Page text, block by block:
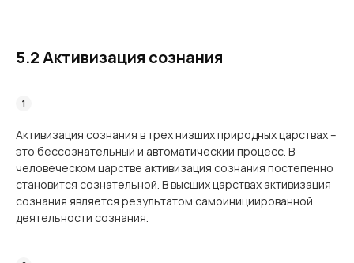
5.2 Активизация сознания
Активизация сознания в трех низших природных царствах –
это бессознательный и автоматический процесс. В
человеческом царстве активизация сознания постепенно
становится сознательной. В высших царствах активизация
сознания является результатом самоинициированной
деятельности сознания.